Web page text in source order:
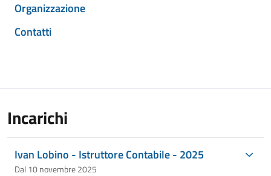
Organizzazione
Contatti
Incarichi
Ivan Lobino - Istruttore Contabile - 2025
Dal 10 novembre 2025